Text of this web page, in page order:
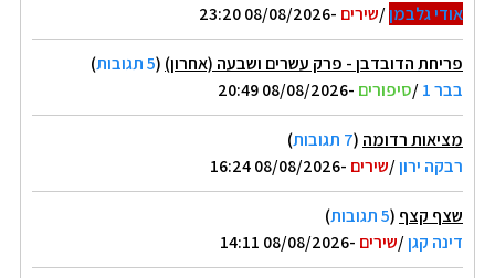
אודי גלבמן/שירים -08/08/2026 23:20
פריחת הדובדבן - פרק עשרים ושבעה (אחרון) (5 תגובות
)
בבר 1
/סיפורים -08/08/2026 20:49
מציאות רדומה (7 תגובות
)
רבקה ירון/שירים -08/08/2026 16:24
שצף קצף (5 תגובות
)
דינה קגן/שירים -08/08/2026 14:11